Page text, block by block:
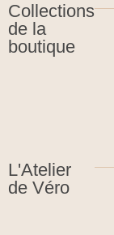
Collections
de la
boutique
L'Atelier
de Véro